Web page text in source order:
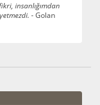
insanlığımdan
- Golan